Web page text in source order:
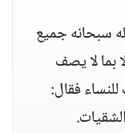
سبحانه جميع
بما لا يصف
فقال: